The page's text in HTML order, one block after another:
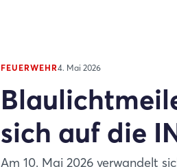
FEUERWEHR4. Mai 2026
sich auf die
Am 10. Mai 2026 verwandelt